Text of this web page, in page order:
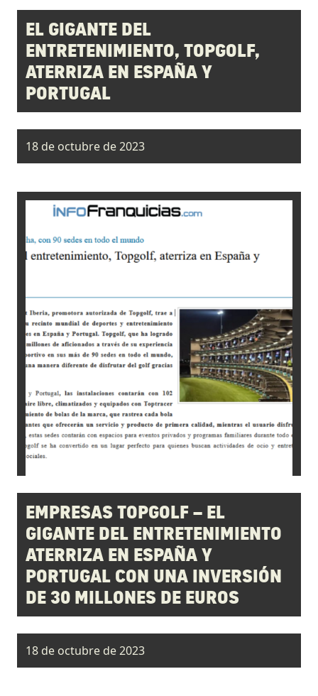
EL GIGANTE DEL
ENTRETENIMIENTO, TOPGOLF,
ATERRIZA EN ESPAÑA Y
PORTUGAL
18 de octubre de 2023
EMPRESAS TOPGOLF – EL
GIGANTE DEL ENTRETENIMIENTO
ATERRIZA EN ESPAÑA Y
PORTUGAL CON UNA INVERSIÓN
DE 30 MILLONES DE EUROS
18 de octubre de 2023